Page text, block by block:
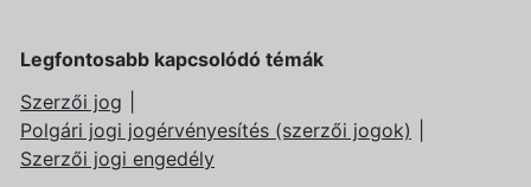
Legfontosabb kapcsolódó témák
Szerzői jog
Polgári jogi jogérvényesítés (szerzői jogok)
Szerzői jogi engedély